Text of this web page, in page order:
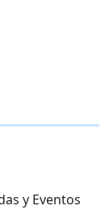
y Eventos